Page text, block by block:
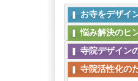
お寺をデザイ
悩み解決のヒ
寺院デザイン
寺院活性化の